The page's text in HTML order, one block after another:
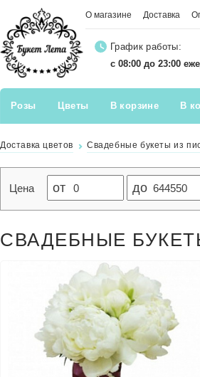
О магазине Доставка
График работы:
с 08:00 до 23:00
Розы Цветы В корзине В
Доставка цветов Свадебные букеты из
Цена от до
СВАДЕБНЫЕ